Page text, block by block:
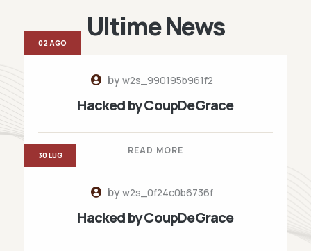
Ultime News
byw2s_990195b961f2
Hacked by CoupDeGrace
READ MORE
02 AGO
byw2s_0f24c0b6736f
Hacked by CoupDeGrace
30 LUG